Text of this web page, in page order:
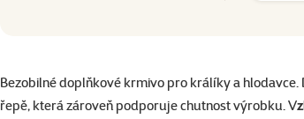
superzoo.product.detail.content
Bezobilné doplňkové krmivo pro králíky a
řepě, která zároveň podporuje chutnost výrobku. V